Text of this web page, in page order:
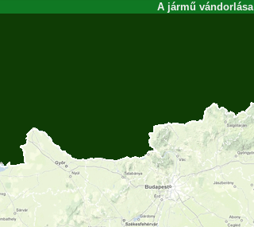
A jármű vándorlása